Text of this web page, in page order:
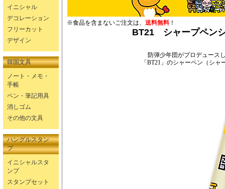
イニシャル
デコレーション
フリーカット
デザイン
韓国文具
ノート・メモ・
手帳
ペン・筆記用具
消しゴム
その他の文具
ハングルスタン
プ
イニシャルスタ
ンプ
スタンプセット
※食品を含まないご注文は、 送料無料 ！
BT21 シャープペン
防弾少年団がプロデュース
「BT21」のシャーペン（シャ